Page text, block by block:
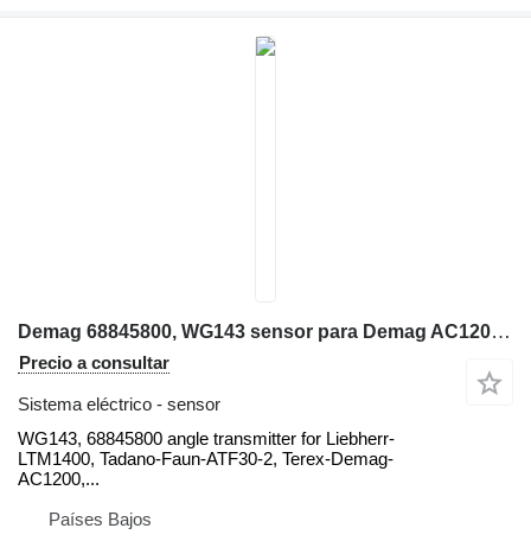
Demag 68845800, WG143 sensor para Demag AC1200, AC615, AC80, Liebherr LTM1400, Tadano-Faun-ATF30-2, grúa móvil
Precio a consultar
Sistema eléctrico - sensor
WG143, 68845800 angle transmitter for Liebherr-
LTM1400, Tadano-Faun-ATF30-2, Terex-Demag-
AC1200,...
Países Bajos